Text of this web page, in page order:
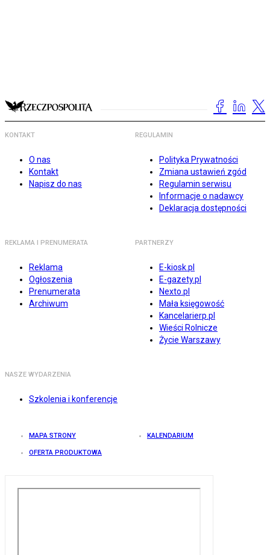
KONTAKT
O nas
Kontakt
Napisz do nas
REGULAMIN
Polityka Prywatności
Zmiana ustawień zgód
Regulamin serwisu
Informacje o nadawcy
Deklaracja dostępności
REKLAMA I PRENUMERATA
Reklama
Ogłoszenia
Prenumerata
Archiwum
PARTNERZY
E-kiosk.pl
E-gazety.pl
Nexto.pl
Mała księgowość
Kancelarierp.pl
Wieści Rolnicze
Życie Warszawy
NASZE WYDARZENIA
Szkolenia i konferencje
MAPA STRONY KALENDARIUM
OFERTA PRODUKTOWA